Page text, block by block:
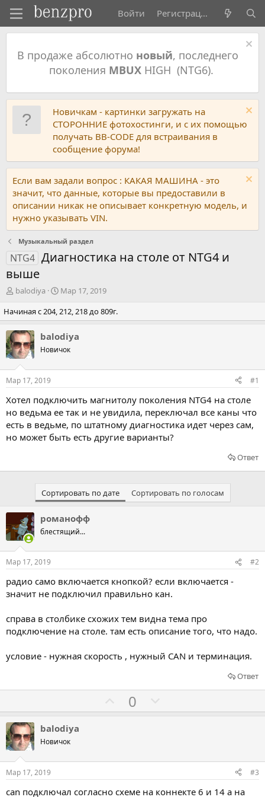
Войти Регистрация
В продаже абсолютно новый, последнего
поколения MBUXHIGH (NTG6).
Новичкам - картинки загружать на
СТОРОННИЕ фотохостинги, и с их помощью
получать BB-CODE для встраивания в
сообщение форума!
Если вам задали вопрос : КАКАЯ МАШИНА - это
значит, что данные, которые вы предоставили в
описании никак не описывает конкретную модель, и
нужно указывать VIN.
Музыкальный раздел
NTG4 Диагностика на столе от NTG4 и
выше
А
т
о
р
т
е
м
balodiya
Д
т
а
н
а
ч
а
Мар 17, 2019
Начиная с 204, 212, 218 до 809г.
balodiya
Новичок
Мар 17, 2019 #1
Хотел подключить магнитолу поколения NTG4 на столе
но ведьма ее так и не увидила, переключал все каны что
есть в ведьме, по штатному диагностика идет через сам,
но может быть есть другие варианты?
Ответ
Сортировать по дате Сортировать по голосам
романофф
блестящий...
Мар 17, 2019 #2
радио само включается кнопкой? если включается -
значит не подключил правильно кан.
справа в столбике схожих тем видна тема про
подключение на столе. там есть описание того, что надо.
условие - нужная скорость , нужный CAN и терминация.
Ответ
о
с
в
0
о
с
в
balodiya
Новичок
Мар 17, 2019 #3
can подключал согласно схеме на коннекте 6 и 14 а на